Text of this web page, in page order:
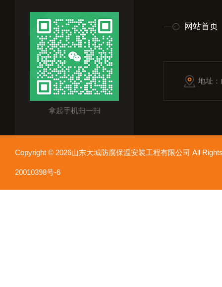
拿起手机扫一扫
网站首页
地址
Copyright © 2026山东大城防腐保温安装工程有限公司 All
20010398号-6